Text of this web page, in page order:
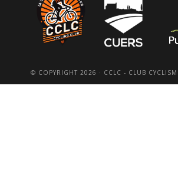
© COPYRIGHT 2026 · CCLC - CLUB